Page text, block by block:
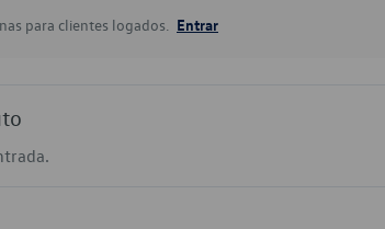
para clientes logados. Entrar